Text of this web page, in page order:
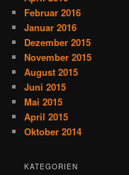
Februar 2016
Januar 2016
Dezember 2015
November 2015
August 2015
Juni 2015
Mai 2015
April 2015
Oktober 2014
KATEGORIEN